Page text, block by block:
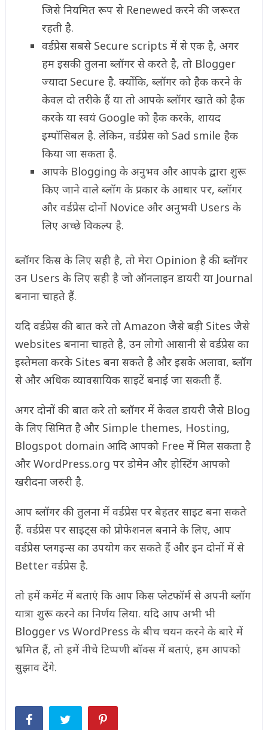
जिसे नियमित रूप से Renewed करने की जरूरत
रहती है.
वर्डप्रेस सबसे Secure scripts में से एक है, अगर
हम इसकी तुलना ब्लॉगर से करते है, तो Blogger
ज्यादा Secure है. क्योंकि, ब्लॉगर को हैक करने के
केवल दो तरीके हैं या तो आपके ब्लॉगर खाते को हैक
करके या स्वयं Google को हैक करके, शायद
इम्पॉसिबल है. लेकिन, वर्डप्रेस को Sad smile हैक
किया जा सकता है.
आपके Blogging के अनुभव और आपके द्वारा शुरू
किए जाने वाले ब्लॉग के प्रकार के आधार पर, ब्लॉगर
और वर्डप्रेस दोनों Novice और अनुभवी Users के
लिए अच्छे विकल्प है.
ब्लॉगर किस के लिए सही है, तो मेरा Opinion है की ब्लॉगर
उन Users के लिए सही है जो ऑनलाइन डायरी या Journal
बनाना चाहते हैं.
यदि वर्डप्रेस की बात करे तो Amazon जैसे बड़ी Sites जैसे
websites बनाना चाहते है, उन लोगो आसानी से वर्डप्रेस का
इस्तेमला करके Sites बना सकते है और इसके अलावा, ब्लॉग
से और अधिक व्यावसायिक साइटें बनाई जा सकती हैं.
अगर दोनों की बात करे तो ब्लॉगर में केवल डायरी जैसे Blog
के लिए सिमित है और Simple themes, Hosting,
Blogspot domain आदि आपको Free में मिल सकता है
और WordPress.org पर डोमेन और होस्टिंग आपको
खरीदना जरुरी है.
आप ब्लॉगर की तुलना में वर्डप्रेस पर बेहतर साइट बना सकते
हैं. वर्डप्रेस पर साइट्स को प्रोफेशनल बनाने के लिए, आप
वर्डप्रेस प्लगइन्स का उपयोग कर सकते हैं और इन दोनों में से
Better वर्डप्रेस है.
तो हमें कमेंट में बताएं कि आप किस प्लेटफॉर्म से अपनी ब्लॉग
यात्रा शुरू करने का निर्णय लिया. यदि आप अभी भी
Blogger vs WordPress के बीच चयन करने के बारे में
भ्रमित हैं, तो हमें नीचे टिप्पणी बॉक्स में बताएं, हम आपको
सुझाव देंगे.